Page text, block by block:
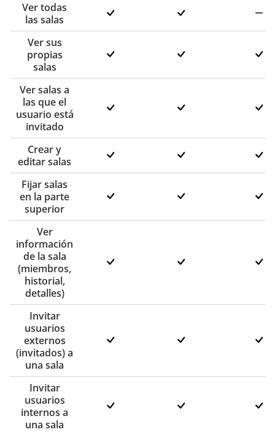
Ver todas
las salas
Ver sus
propias
salas
Ver salas a
las que el
usuario está
invitado
Crear y
editar salas
Fijar salas
en la parte
superior
Ver
información
de la sala
(miembros,
historial,
detalles)
Invitar
usuarios
externos
(invitados) a
una sala
Invitar
usuarios
internos a
una sala